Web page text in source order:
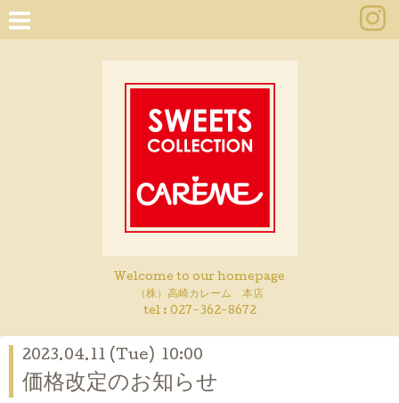
Welcome to our homepage
（株）高崎カレーム 本店
tel : 027-362-8672
2023.04.11 (Tue) 10:00
価格改定のお知らせ